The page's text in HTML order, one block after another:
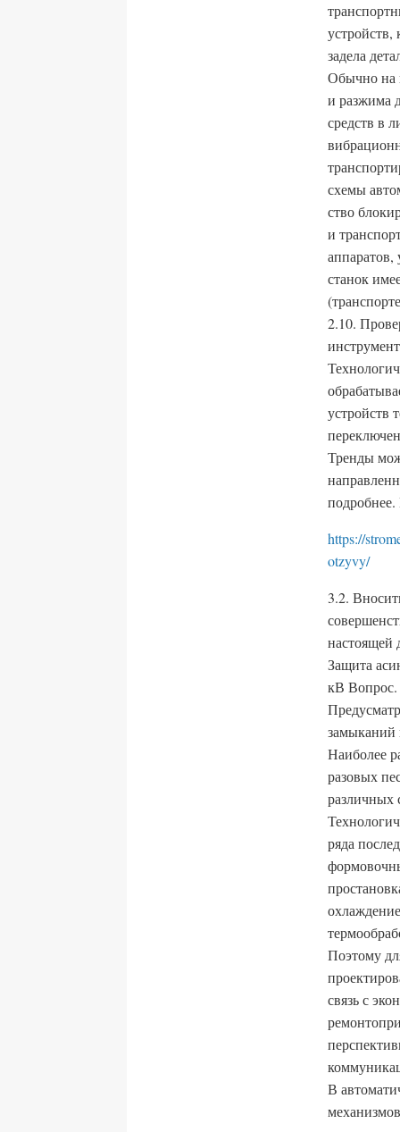
задела
Обычно на
и разжима
средств в
схемы
ство
и
станок
2.10.
устройств
Тренды
https://
otzyvy/
3.2.
настоящей
Защита
кВ Вопрос.
замыканий
Наиболее
разовых
различных
ряда
Поэтому
связь с
В